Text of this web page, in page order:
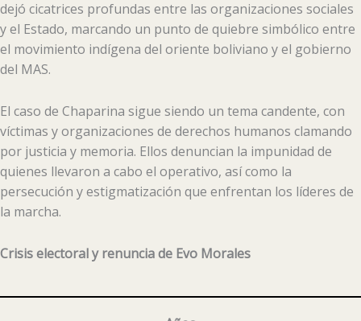
dejó cicatrices profundas entre las organizaciones sociales
y el Estado, marcando un punto de quiebre simbólico entre
el movimiento indígena del oriente boliviano y el gobierno
del MAS.
El caso de Chaparina sigue siendo un tema candente, con
víctimas y organizaciones de derechos humanos clamando
por justicia y memoria. Ellos denuncian la impunidad de
quienes llevaron a cabo el operativo, así como la
persecución y estigmatización que enfrentan los líderes de
la marcha.
Crisis electoral y renuncia de Evo Morales